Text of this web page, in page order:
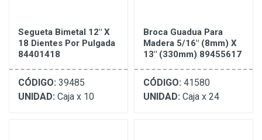
Segueta Bimetal 12" X
18 Dientes Por Pulgada
84401418
CÓDIGO: 39485
UNIDAD: Caja x 10
Broca Guadua Para
Madera 5/16" (8mm) X
13" (330mm) 89455617
CÓDIGO: 41580
UNIDAD: Caja x 24